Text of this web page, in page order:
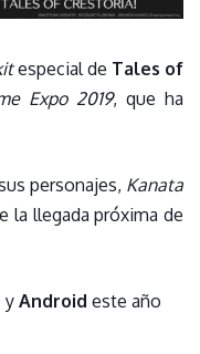
especial de Tales of
Expo 2019, que ha
personajes, Kanata
la llegada próxima de
y Android este año